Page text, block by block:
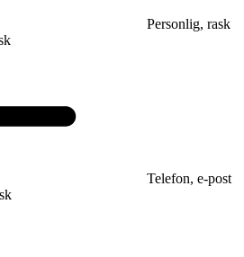
Personlig, rask
Telefon, e-post